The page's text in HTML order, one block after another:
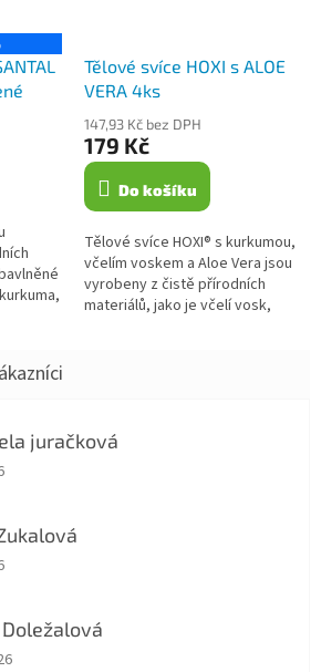
Tělové svíce HOXI s ALOE
VERA 4ks
147,93 Kč bez DPH
179 Kč
Do košíku
Tělové svíce HOXI® s kurkumou,
včelím voskem a Aloe Vera jsou
vyrobeny z čistě přírodních
materiálů, jako je včelí vosk,
juračková
obchodu je 5 z 5 hvězdiček.
obchodu je 5 z 5 hvězdiček.
obchodu je 5 z 5 hvězdiček.